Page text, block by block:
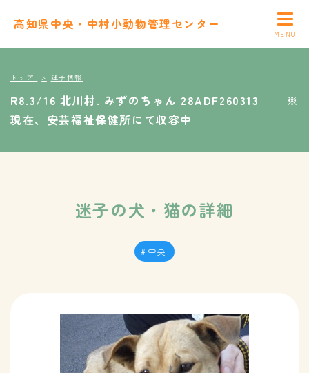
高知県中央・中村小動物管理センター
トップ 迷子情報
R8.3/16 北川村. みずのちゃん 28ADF260313 ※
現在、安芸福祉保健所にて収容中
迷子の犬・猫の詳細
中央